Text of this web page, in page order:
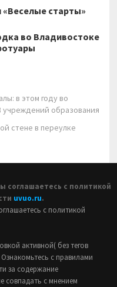
старты»
во Владивостоке
в этом году во
учреждений образования
стене в переулке
соглашаетесь с политикой
uvuo.ru.
с политикой
активной( без тегов
с правилами
за содержание
совпадать с мнением